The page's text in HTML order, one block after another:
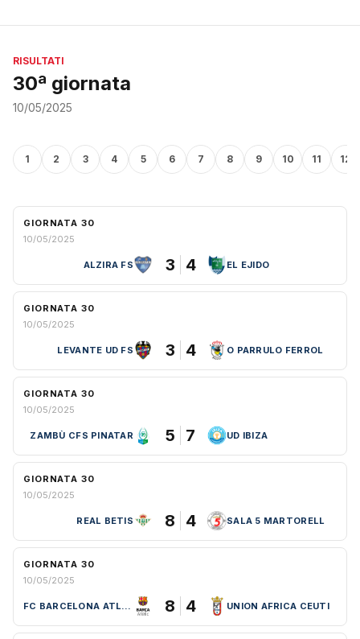
RISULTATI
30ª giornata
10/05/2025
1 2 3 4 5 6 7 8 9 10 11 12
GIORNATA 30
10/05/2025
ALZIRA FS 3 4 EL EJIDO
GIORNATA 30
10/05/2025
LEVANTE UD FS 3 4 O PARRULO FERROL
GIORNATA 30
10/05/2025
ZAMBÙ CFS PINATAR 5 7 UD IBIZA
GIORNATA 30
10/05/2025
REAL BETIS 8 4 SALA 5 MARTORELL
GIORNATA 30
10/05/2025
FC BARCELONA ATLETIC 8 4 UNION AFRICA CEUTI